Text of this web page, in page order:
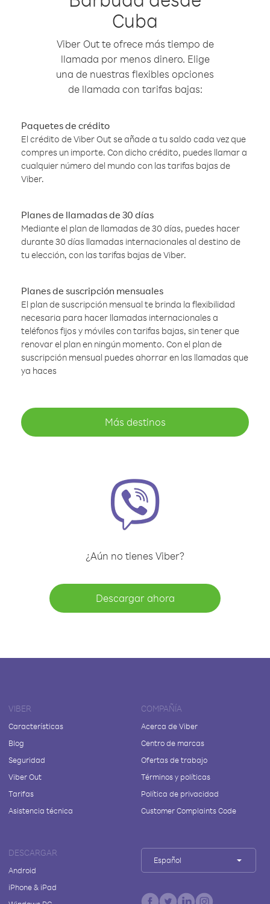
Cuba
Viber Out te ofrece más tiempo de
llamada por menos dinero. Elige
una de nuestras flexibles opciones
de llamada con tarifas bajas:
Paquetes de crédito
El crédito de Viber Out se añade a tu saldo cada vez que
compres un importe. Con dicho crédito, puedes llamar a
cualquier número del mundo con las tarifas bajas de
Viber.
Planes de llamadas de 30 días
Mediante el plan de llamadas de 30 días, puedes hacer
durante 30 días llamadas internacionales al destino de
tu elección, con las tarifas bajas de Viber.
Planes de suscripción mensuales
El plan de suscripción mensual te brinda la flexibilidad
necesaria para hacer llamadas internacionales a
teléfonos fijos y móviles con tarifas bajas, sin tener que
renovar el plan en ningún momento. Con el plan de
suscripción mensual puedes ahorrar en las llamadas que
ya haces
Más destinos
¿Aún no tienes Viber?
Descargar ahora
VIBER
Características
Blog
Seguridad
Viber Out
Tarifas
Asistencia técnica
COMPAÑÍA
Acerca de Viber
Centro de marcas
Ofertas de trabajo
Términos y políticas
Política de privacidad
Customer Complaints Code
DESCARGAR
Android
iPhone & iPad
Español